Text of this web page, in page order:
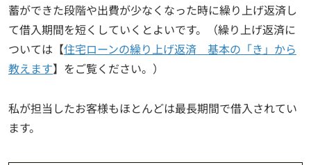
蓄ができた段階や出費が少なくなった時に繰り上げ返済し
て借入期間を短くしていくとよいです。（繰り上げ返済に
ついては【住宅ローンの繰り上げ返済 基本の「き」から
教えます】をご覧ください。）
私が担当したお客様もほとんどは最長期間で借入されてい
ます。